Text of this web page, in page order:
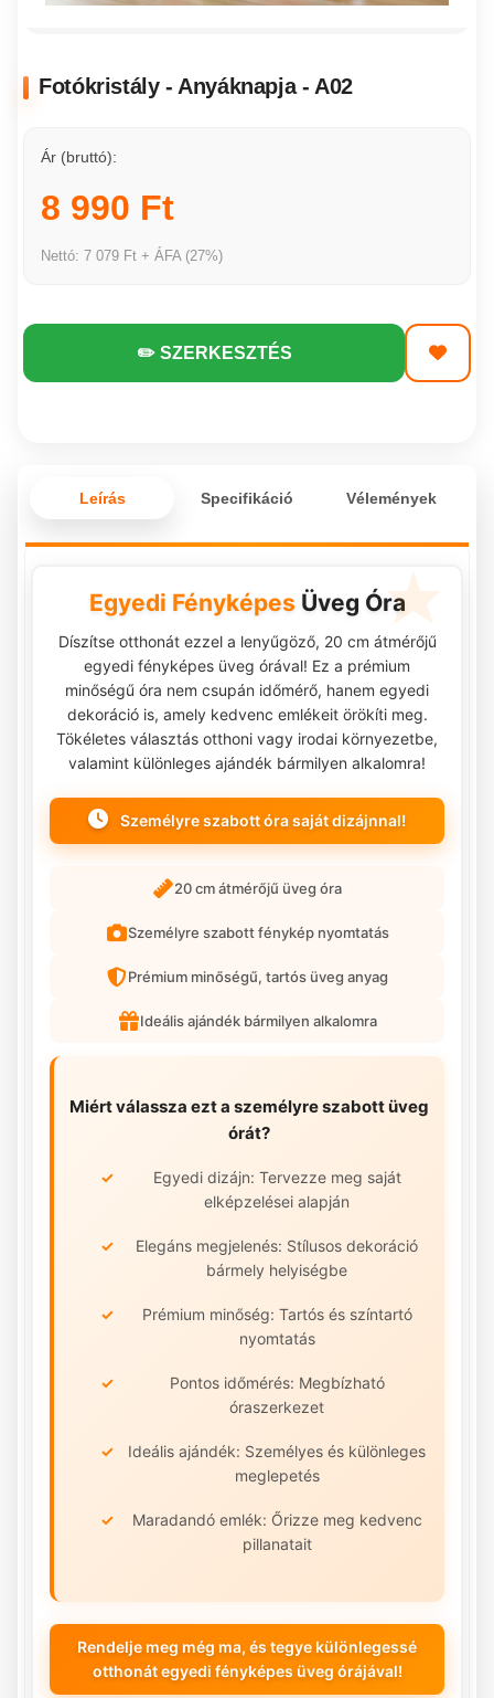
Fotókristály - Anyáknapja - A02
Ár (bruttó):
8 990 Ft
Nettó: 7 079 Ft + ÁFA (27%)
✏️ SZERKESZTÉS
Leírás Specifikáció Vélemények
Egyedi Fényképes Üveg Óra
Díszítse otthonát ezzel a lenyűgöző, 20 cm átmérőjű
egyedi fényképes üveg órával! Ez a prémium
minőségű óra nem csupán időmérő, hanem egyedi
dekoráció is, amely kedvenc emlékeit örökíti meg.
Tökéletes választás otthoni vagy irodai környezetbe,
valamint különleges ajándék bármilyen alkalomra!
Személyre szabott óra saját dizájnnal!
20 cm átmérőjű üveg óra
Személyre szabott fénykép nyomtatás
Prémium minőségű, tartós üveg anyag
Ideális ajándék bármilyen alkalomra
Miért válassza ezt a személyre szabott üveg
órát?
Egyedi dizájn: Tervezze meg saját
elképzelései alapján
Elegáns megjelenés: Stílusos dekoráció
bármely helyiségbe
Prémium minőség: Tartós és színtartó
nyomtatás
Pontos időmérés: Megbízható
óraszerkezet
Ideális ajándék: Személyes és különleges
meglepetés
Maradandó emlék: Őrizze meg kedvenc
pillanatait
Rendelje meg még ma, és tegye különlegessé
otthonát egyedi fényképes üveg órájával!